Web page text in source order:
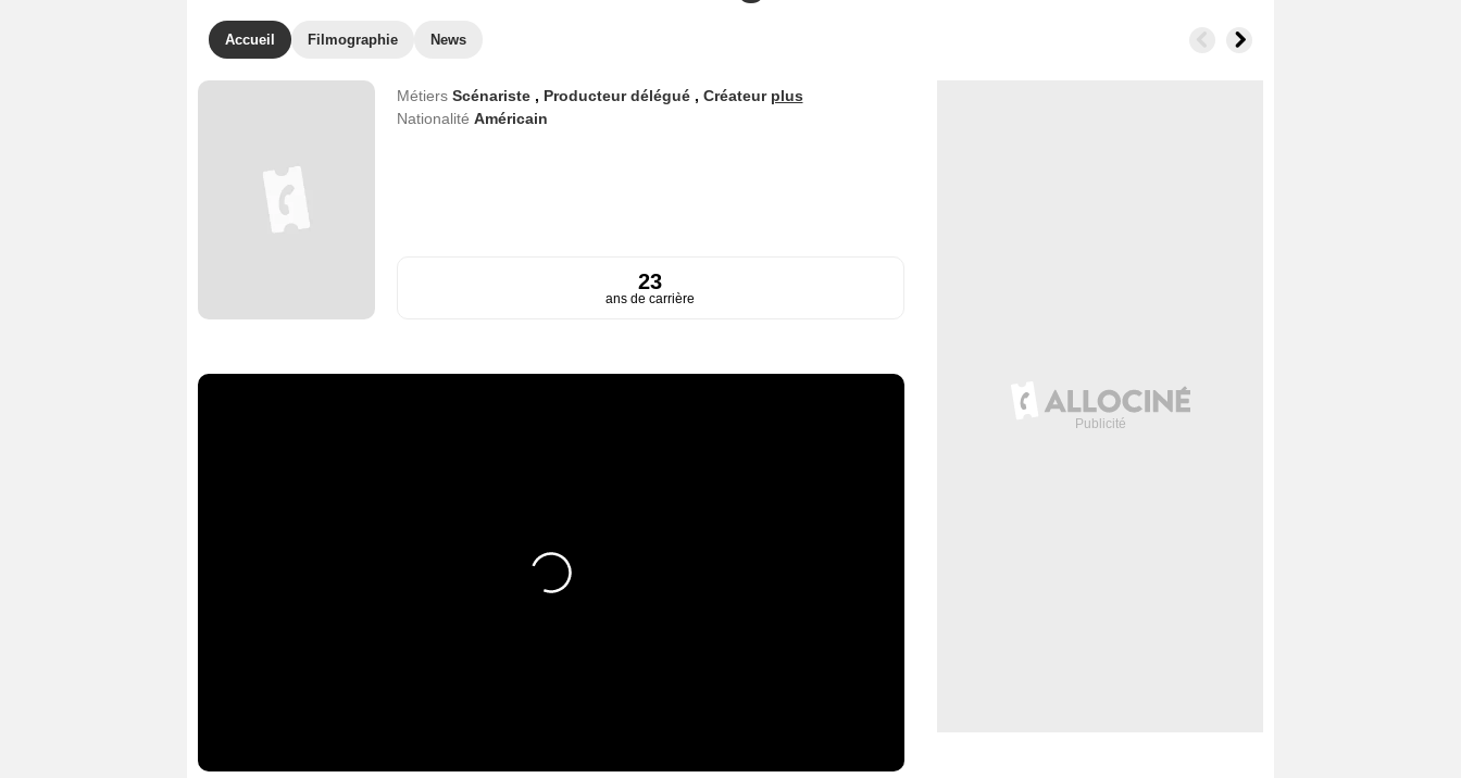
Accueil Filmographie News
Métiers Scénariste , Producteur délégué , Créateur plus
Nationalité Américain
23
ans de carrière